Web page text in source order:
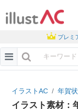
プレミ
イラストAC 年賀状
イラスト素材：